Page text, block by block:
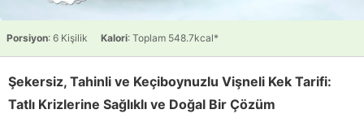
Porsiyon: 6 Kişilik Kalori: Toplam 548.7kcal*
Şekersiz, Tahinli ve Keçiboynuzlu Vişneli Kek Tarifi:
Tatlı Krizlerine Sağlıklı ve Doğal Bir Çözüm